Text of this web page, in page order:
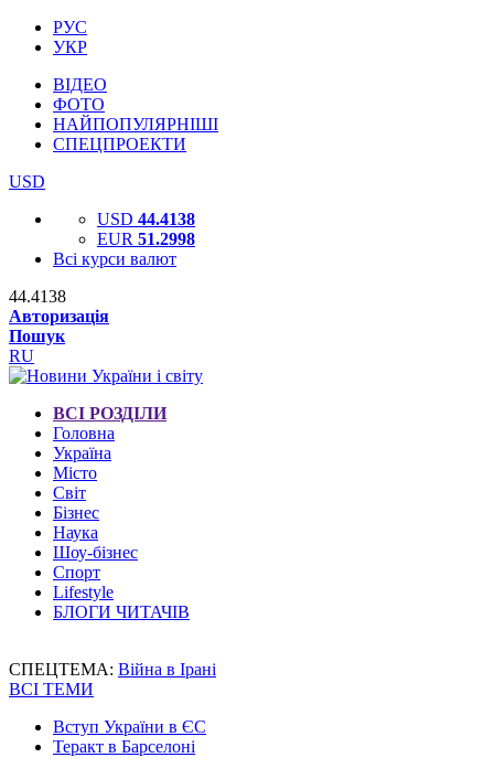
РУС
УКР
ВІДЕО
ФОТО
НАЙПОПУЛЯРНІШІ
СПЕЦПРОЕКТИ
USD
USD 44.4138
EUR 51.2998
Всі курси валют
44.4138
Авторизація
Пошук
RU
ВСІ РОЗДІЛИ
Головна
Україна
Місто
Світ
Бізнес
Наука
Шоу-бізнес
Спорт
Lifestyle
БЛОГИ ЧИТАЧІВ
СПЕЦТЕМА: Війна в Ірані
ВСІ ТЕМИ
Вступ України в ЄС
Теракт в Барселоні